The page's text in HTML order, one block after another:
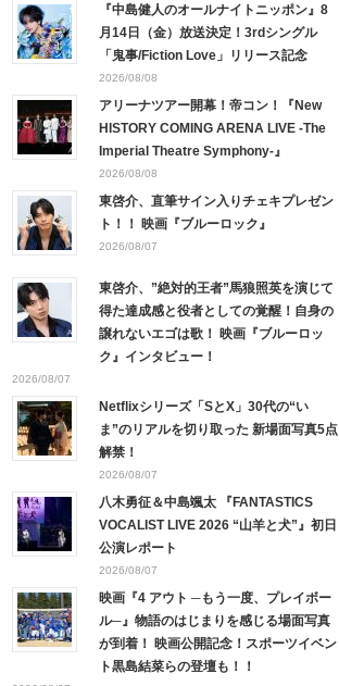
『中島健人のオールナイトニッポン』8
月14日（金）放送決定！3rdシングル
「鬼事/Fiction Love」リリース記念
2026/08/08
アリーナツアー開幕！帝コン！『New
HISTORY COMING ARENA LIVE -The
Imperial Theatre Symphony-』
2026/08/08
東啓介、直筆サイン入りチェキプレゼン
ト！！ 映画『ブルーロック』
2026/08/07
東啓介、”絶対的王者”馬狼照英を演じて
得た達成感と役者としての覚醒！自身の
譲れないエゴは歌！ 映画『ブルーロッ
ク』インタビュー！
2026/08/07
Netflixシリーズ「SとX」30代の“い
ま”のリアルを切り取った 新場面写真5点
解禁！
2026/08/07
八木勇征＆中島颯太 『FANTASTICS
VOCALIST LIVE 2026 “山羊と犬”』初日
公演レポート
2026/08/07
映画『4 アウト ─もう一度、プレイボー
ル─』物語のはじまりを感じる場面写真
が到着！ 映画公開記念！スポーツイベン
ト黒島結菜らの登壇も！！